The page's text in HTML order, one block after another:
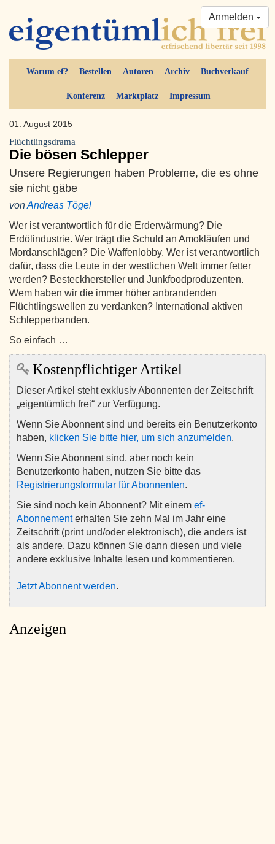
Warum ef? Bestellen Autoren Archiv Buchverkauf
Konferenz Marktplatz Impressum
Anmelden
01. August 2015
Flüchtlingsdrama
Die bösen Schlepper
Unsere Regierungen haben Probleme, die es ohne
sie nicht gäbe
vonAndreas Tögel
Wer ist verantwortlich für die Erderwärmung? Die
Erdölindustrie. Wer trägt die Schuld an Amokläufen und
Mordanschlägen? Die Waffenlobby. Wer ist verantwortlich
dafür, dass die Leute in der westlichen Welt immer fetter
werden? Besteckhersteller und Junkfoodproduzenten.
Wem haben wir die immer höher anbrandenden
Flüchtlingswellen zu verdanken? International aktiven
Schlepperbanden.
So einfach …
Kostenpflichtiger Artikel
Dieser Artikel steht exklusiv Abonnenten der Zeitschrift
„eigentümlich frei“ zur Verfügung.
Wenn Sie Abonnent sind und bereits ein Benutzerkonto
haben, klicken Sie bitte hier, um sich anzumelden.
Wenn Sie Abonnent sind, aber noch kein
Benutzerkonto haben, nutzen Sie bitte das
Registrierungsformular für Abonnenten.
Sie sind noch kein Abonnent? Mit einem ef-
Abonnementerhalten Sie zehn Mal im Jahr eine
Zeitschrift (print und/oder elektronisch), die anders ist
als andere. Dazu können Sie dann diesen und viele
andere exklusive Inhalte lesen und kommentieren.
Jetzt Abonnent werden.
Anzeigen